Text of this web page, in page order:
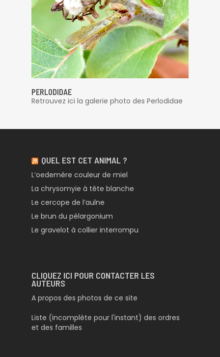
PERLODIDAE
Retrouvez ici la galerie photo des Perlodidae
QUEL EST CET ANIMAL ?
L’oedemère couleur de miel
La chrysomyie à tête blanche
Le cercope de l’aulne
Le brun du pélargonium
Le gravelot à collier interrompu
CLIQUEZ ICI POUR CONTACTER LES
AUTEURS
A propos des photos de ce site
Liste (incomplète pour l'instant) des ordres
et des familles